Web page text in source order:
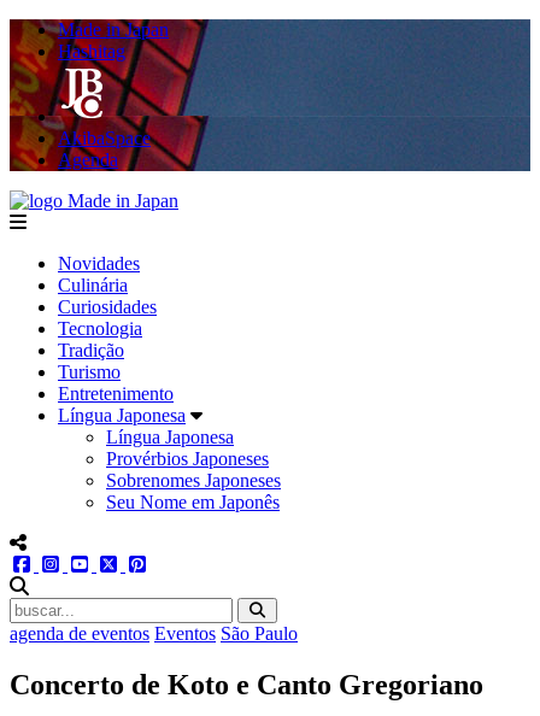
Made in Japan
Hashitag
AkibaSpace
Agenda
menu
Novidades
Culinária
Curiosidades
Tecnologia
Tradição
Turismo
Entretenimento
Língua Japonesa
Língua Japonesa
Provérbios Japoneses
Sobrenomes Japoneses
Seu Nome em Japonês
menu redes social
facebookinstagram
youtube
twitter
agenda de eventos Eventos São Paulo
Concerto de Koto e Canto Gregoriano